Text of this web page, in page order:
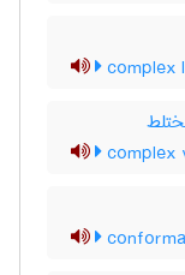
complex
complex